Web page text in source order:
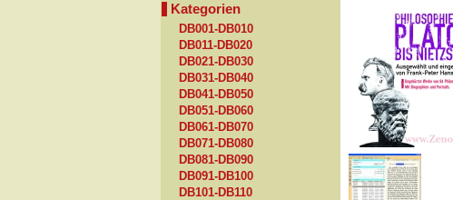
Kategorien
DB001-DB010
DB011-DB020
DB021-DB030
DB031-DB040
DB041-DB050
DB051-DB060
DB061-DB070
DB071-DB080
DB081-DB090
DB091-DB100
DB101-DB110